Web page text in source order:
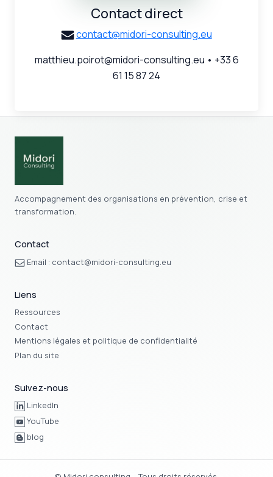
Contact direct
contact@midori-consulting.eu
matthieu.poirot@midori-consulting.eu • +33 6
61 15 87 24
Accompagnement des organisations en prévention, crise et
transformation.
Contact
Email : contact@midori-consulting.eu
Liens
Ressources
Contact
Mentions légales et politique de confidentialité
Plan du site
Suivez-nous
LinkedIn
YouTube
blog